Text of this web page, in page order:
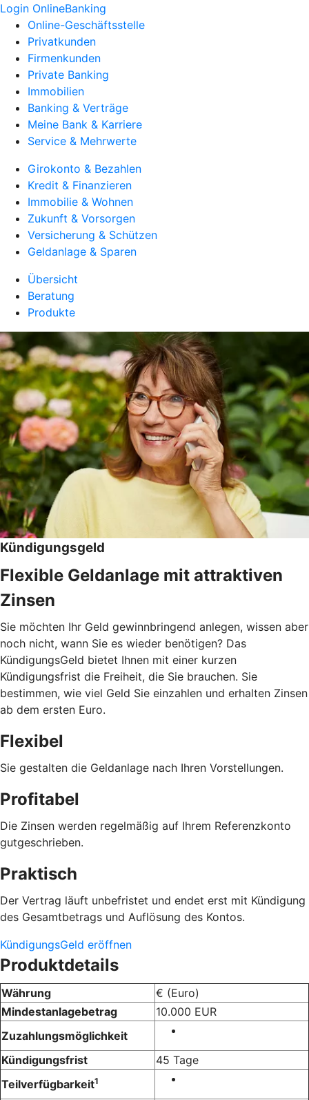
Login OnlineBanking
Online-Geschäftsstelle
Privatkunden
Firmenkunden
Private Banking
Immobilien
Banking & Verträge
Meine Bank & Karriere
Service & Mehrwerte
Girokonto & Bezahlen
Kredit & Finanzieren
Immobilie & Wohnen
Zukunft & Vorsorgen
Versicherung & Schützen
Geldanlage & Sparen
Übersicht
Beratung
Produkte
Kündigungsgeld
Flexible Geldanlage mit attraktiven
Zinsen
Sie möchten Ihr Geld gewinnbringend anlegen, wissen aber
noch nicht, wann Sie es wieder benötigen? Das
KündigungsGeld bietet Ihnen mit einer kurzen
Kündigungsfrist die Freiheit, die Sie brauchen. Sie
bestimmen, wie viel Geld Sie einzahlen und erhalten Zinsen
ab dem ersten Euro.
Flexibel
Sie gestalten die Geldanlage nach Ihren Vorstellungen.
Profitabel
Die Zinsen werden regelmäßig auf Ihrem Referenzkonto
gutgeschrieben.
Praktisch
Der Vertrag läuft unbefristet und endet erst mit Kündigung
des Gesamtbetrags und Auflösung des Kontos.
KündigungsGeld eröffnen
Produktdetails
Währung
€ (Euro)
Mindestanlagebetrag
10.000 EUR
Zuzahlungsmöglichkeit
Kündigungsfrist
45 Tage
Teilverfügbarkeit1